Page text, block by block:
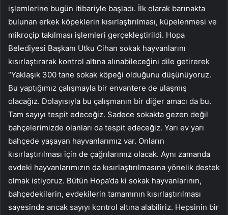
işlemlerine bugün itibariyle başladı. İlk olarak barınakta
bulunan erkek köpeklerin kısırlaştırılması, küpelenmesi ve
mikroçip takılması işlemleri gerçekleştirildi. Hopa
Belediyesi Başkanı Utku Cihan sokak hayvanlarını
kısırlaştırarak kontrol altına alınabileceğini dile getirerek
“Yaklaşık 300 tane sokak köpeği olduğunu düşünüyoruz.
Bu yaptığımız çalışmayla bir envantere de ulaşmış
olacağız. Dolayısıyla bu çalışmanın bir diğer amacı da bu.
Tam sayıyı tespit edeceğiz. Sadece sokakta gezen değil
bahçelerimizde olanları da tespit edeceğiz. Yarı ev yarı
bahçede yaşayan hayvanlarımız var. Onların
kısırlaştırılması için de çağrılarımız olacak. Aynı zamanda
evdeki hayvanlarımızın da kısırlaştırılmasına yönelik destek
olmak istiyoruz. Bütün Hopa’da ki sokak hayvanlarının,
bahçedekilerin, evdekilerin tamamının kısırlaştırılması
sayesinde ancak sayıyı kontrol altına alabiliriz. Hepsinin bir